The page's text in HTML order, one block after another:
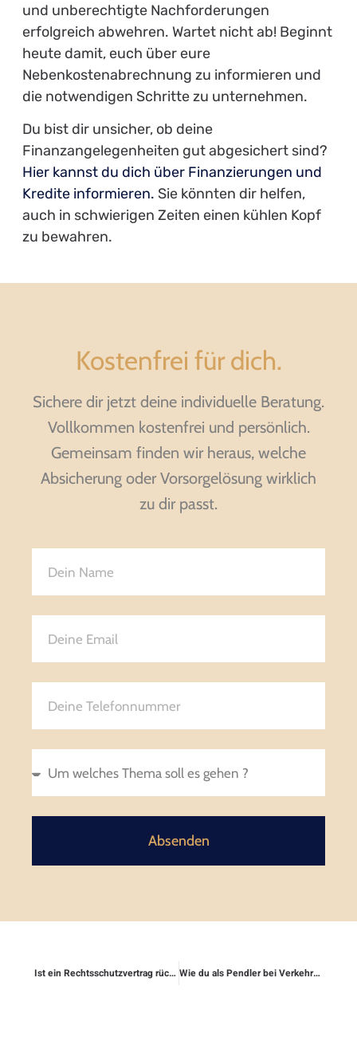
und unberechtigte Nachforderungen
erfolgreich abwehren. Wartet nicht ab! Beginnt
heute damit, euch über eure
Nebenkostenabrechnung zu informieren und
die notwendigen Schritte zu unternehmen.
Du bist dir unsicher, ob deine
Finanzangelegenheiten gut abgesichert sind?
Hier kannst du dich über Finanzierungen und
Kredite informieren. Sie könnten dir helfen,
auch in schwierigen Zeiten einen kühlen Kopf
zu bewahren.
Kostenfrei für dich.
Sichere dir jetzt deine individuelle Beratung.
Vollkommen kostenfrei und persönlich.
Gemeinsam finden wir heraus, welche
Absicherung oder Vorsorgelösung wirklich
zu dir passt.
Absenden
Ist ein Rechtsschutzvertrag rückwirkend möglich? Wie du als Pendler bei Verkehrsverstößen abgesichert bist